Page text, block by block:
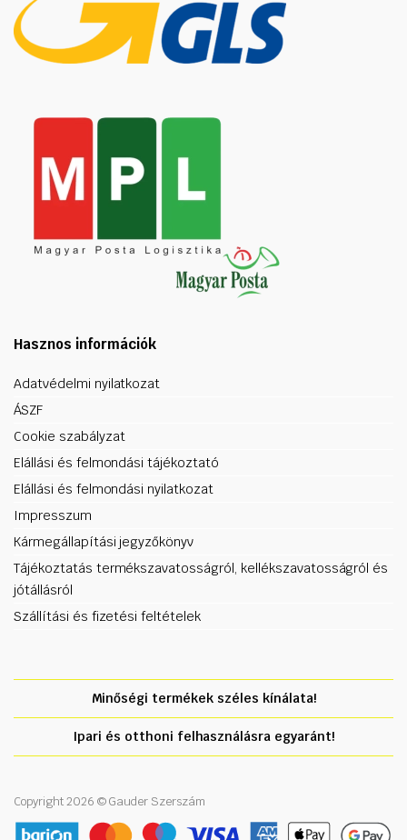
Hasznos információk
Adatvédelmi nyilatkozat
ÁSZF
Cookie szabályzat
Elállási és felmondási tájékoztató
Elállási és felmondási nyilatkozat
Impresszum
Kármegállapítási jegyzőkönyv
Tájékoztatás termékszavatosságról, kellékszavatosságról és
jótállásról
Szállítási és fizetési feltételek
Minőségi termékek széles kínálata!
Ipari és otthoni felhasználásra egyaránt!
Copyright 2026 © Gauder Szerszám